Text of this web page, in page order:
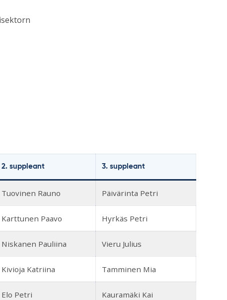
2. suppleant 3. suppleant
Tuovinen Rauno Päivärinta Petri
Karttunen Paavo Hyrkäs Petri
Niskanen Pauliina Vieru Julius
Kivioja Katriina Tamminen Mia
Elo Petri Kauramäki Kai